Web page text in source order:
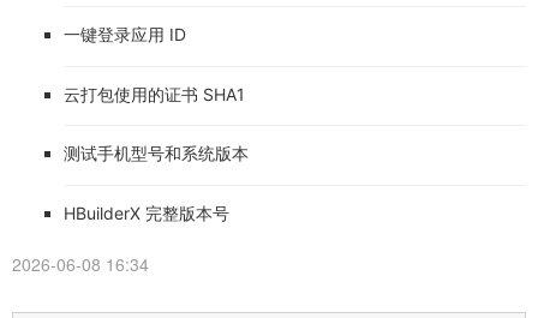
一键登录应用 ID
云打包使用的证书 SHA1
测试手机型号和系统版本
HBuilderX 完整版本号
2026-06-08 16:34